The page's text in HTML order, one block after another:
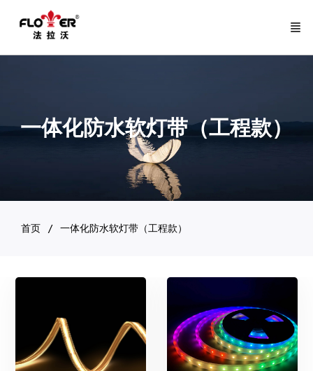
一体化防水软灯带（工程款）
首页 一体化防水软灯带（工程款）